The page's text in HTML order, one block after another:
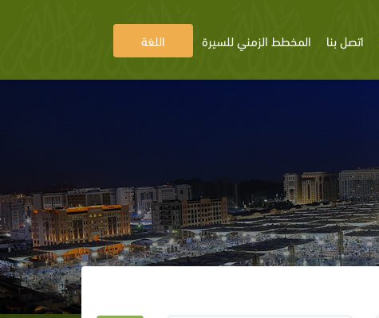
اتصل بنا المخطط الزمني للسيرة اللغة